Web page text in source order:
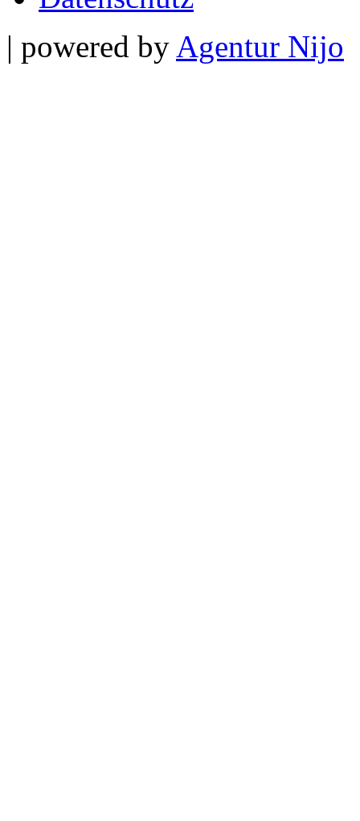
| powered by Agentur Nijo